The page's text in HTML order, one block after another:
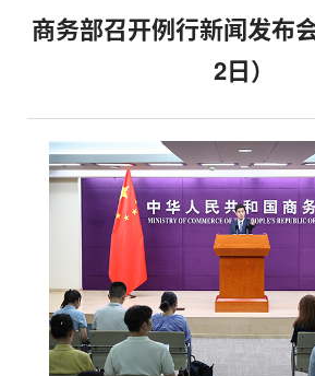
商务部召开例行新闻发布
2日）